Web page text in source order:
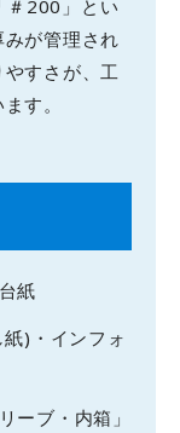
＃200」とい
が管理され
すさが、工
す。
紙
)・インフォ
ーブ・内箱」